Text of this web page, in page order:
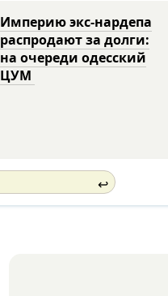
Империю экс-нардепа
распродают за долги:
на очереди одесский
ЦУМ
↩